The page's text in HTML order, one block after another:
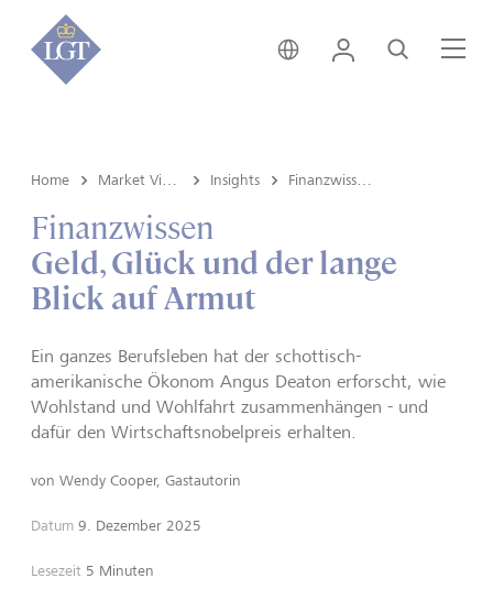
Schweiz • Deutsch
Login Suche
Home Insights
Finanzwissen
Geld, Glück und der lange
Blick auf Armut
Ein ganzes Berufsleben hat der schottisch-
amerikanische Ökonom Angus Deaton erforscht, wie
Wohlstand und Wohlfahrt zusammenhängen - und
dafür den Wirtschaftsnobelpreis erhalten.
von Wendy Cooper, Gastautorin
Datum 9. Dezember 2025
Lesezeit 5 Minuten